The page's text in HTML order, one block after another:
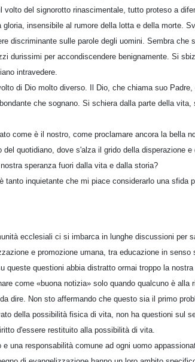
volto del signorotto rinascimentale, tutto proteso a
gloria, insensibile al rumore della lotta e della morte.
discriminante sulle parole degli uomini. Sembra
durissimi per accondiscendere benignamente. Si
intravedere.
di Dio molto diverso. Il Dio, che chiama suo
che sognano. Si schiera dalla parte della
come è il nostro, come proclamare ancora la bella
del quotidiano, dove s'alza il grido della disperazione
speranza fuori dalla vita e dalla storia?
tanto inquietante che mi piace considerarlo una sfida
ecclesiali ci si imbarca in lunghe discussioni per
e promozione umana, tra educazione in
queste questioni abbia distratto ormai troppo la
come «buona notizia» solo quando qualcuno è
dire. Non sto affermando che questo sia il primo
della possibilità fisica di vita, non ha questioni sul
d'essere restituito alla possibilità di vita.
e una responsabilità comune ad ogni uomo